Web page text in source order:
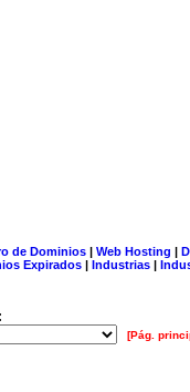
de Dominios| Web Hosting |
Expirados | Industrias |
[Pág.